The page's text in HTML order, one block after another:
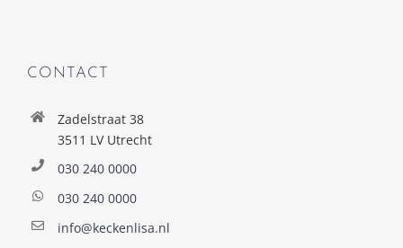
CONTACT
Zadelstraat 38
3511 LV Utrecht
030 240 0000
030 240 0000
info@keckenlisa.nl